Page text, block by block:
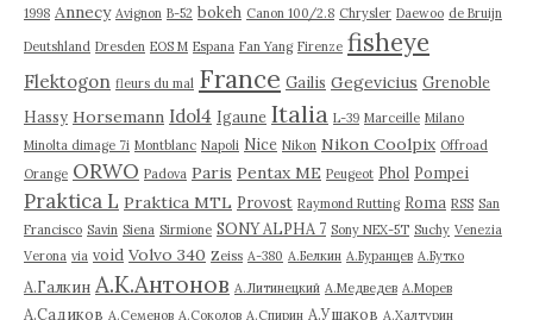
1998 Annecy Avignon B-52 bokeh Canon 100/2.8 Chrysler Daewoo de Bruijn
Deutshland Dresden EOS M Espana Fan Yang Firenze fisheye
Flektogon fleurs du mal France Gailis Gegevicius Grenoble
Hassy Horsemann Idol4 Igaune Italia L-39 Marceille Milano
Minolta dimage 7i Montblanc Napoli Nice Nikon Nikon Coolpix Offroad
Orange ORWO Padova Paris Pentax ME Peugeot Phol Pompei
Praktica L Praktica MTL Provost Raymond Rutting Roma RSS San
Francisco Savin Siena Sirmione SONY ALPHA 7 Sony NEX-5T Suchy Venezia
Verona via void Volvo 340 Zeiss А-380 А.Белкин А.Буранцев А.Бутко
А.Галкин А.К.Антонов А.Литинецкий А.Медведев А.Морев
А.Садиков А.Семенов А.Соколов А.Спирин А.Ушаков А.Халтурин